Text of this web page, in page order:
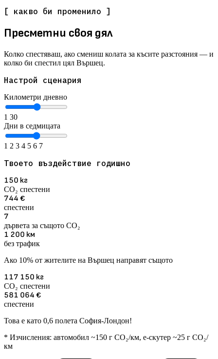
[ какво би променило ]
Пресметни своя дял
Колко спестяваш, ако смениш колата за късите разстояния — и
колко би спестил цял Вършец.
Настрой сценария
Километри дневно
1 30
Дни в седмицата
1 2 3 4 5 6 7
Твоето въздействие годишно
150 кг
CO₂ спестени
744 €
спестени
7
дървета за същото CO₂
1 200 км
без трафик
Ако 10% от жителите на Вършец направят същото
117 150 кг
CO₂ спестени
581 064 €
спестени
Това е като 0,6 полета София-Лондон!
* Изчисления: автомобил ~150 г CO₂/км, е-скутер ~25 г CO₂/
км